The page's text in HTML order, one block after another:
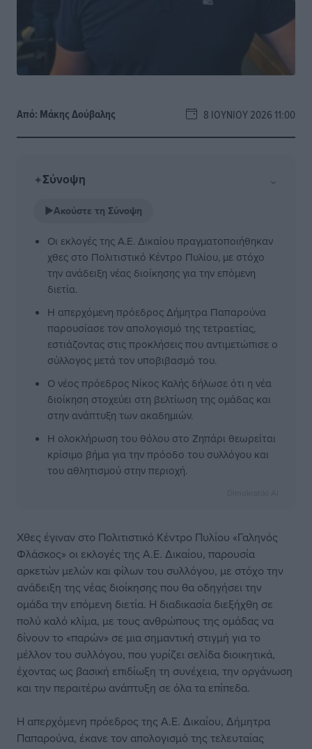
Από: Μάκης Δούβαλης 8 ΙΟΥΝΊΟΥ 2026 11:00
✦Σύνοψη ⌄
▶Ακούστε τη Σύνοψη
Οι εκλογές της Α.Ε. Δικαίου πραγματοποιήθηκαν
χθες στο Πολιτιστικό Κέντρο Πυλίου, με στόχο
την ανάδειξη νέας διοίκησης για την επόμενη
διετία.
Η απερχόμενη πρόεδρος Δήμητρα Παπαρούνα
παρουσίασε τον απολογισμό της τετραετίας,
εστιάζοντας στις προκλήσεις που αντιμετώπισε ο
σύλλογος μετά τον υποβιβασμό του.
Ο νέος πρόεδρος Νίκος Καλής δήλωσε ότι η νέα
διοίκηση στοχεύει στη βελτίωση της ομάδας και
στην ανάπτυξη των ακαδημιών.
Η ολοκλήρωση του θόλου στο Ζηπάρι θεωρείται
κρίσιμο βήμα για την πρόοδο του συλλόγου και
του αθλητισμού στην περιοχή.
Χθες έγιναν στο Πολιτιστικό Κέντρο Πυλίου «Γαληνός
Φλάσκος» οι εκλογές της Α.Ε. Δικαίου, παρουσία
αρκετών μελών και φίλων του συλλόγου, με στόχο την
ανάδειξη της νέας διοίκησης που θα οδηγήσει την
ομάδα την επόμενη διετία. Η διαδικασία διεξήχθη σε
πολύ καλό κλίμα, με τους ανθρώπους της ομάδας να
δίνουν το «παρών» σε μια σημαντική στιγμή για το
μέλλον του συλλόγου, που γυρίζει σελίδα διοικητικά,
έχοντας ως βασική επιδίωξη τη συνέχεια, την οργάνωση
και την περαιτέρω ανάπτυξη σε όλα τα επίπεδα.
Η απερχόμενη πρόεδρος της Α.Ε. Δικαίου, Δήμητρα
Παπαρούνα, έκανε τον απολογισμό της τελευταίας